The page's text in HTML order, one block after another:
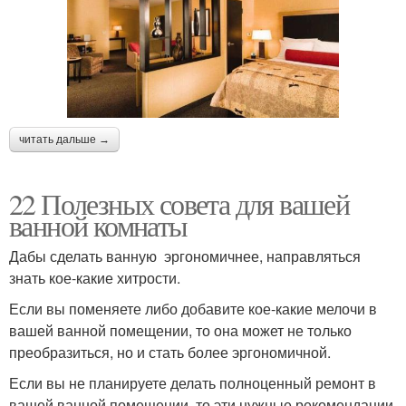
читать дальше →
22 Полезных совета для вашей
ванной комнаты
Дабы сделать ванную эргономичнее, направляться
знать кое-какие хитрости.
Если вы поменяете либо добавите кое-какие мелочи в
вашей ванной помещении, то она может не только
преобразиться, но и стать более эргономичной.
Если вы не планируете делать полноценный ремонт в